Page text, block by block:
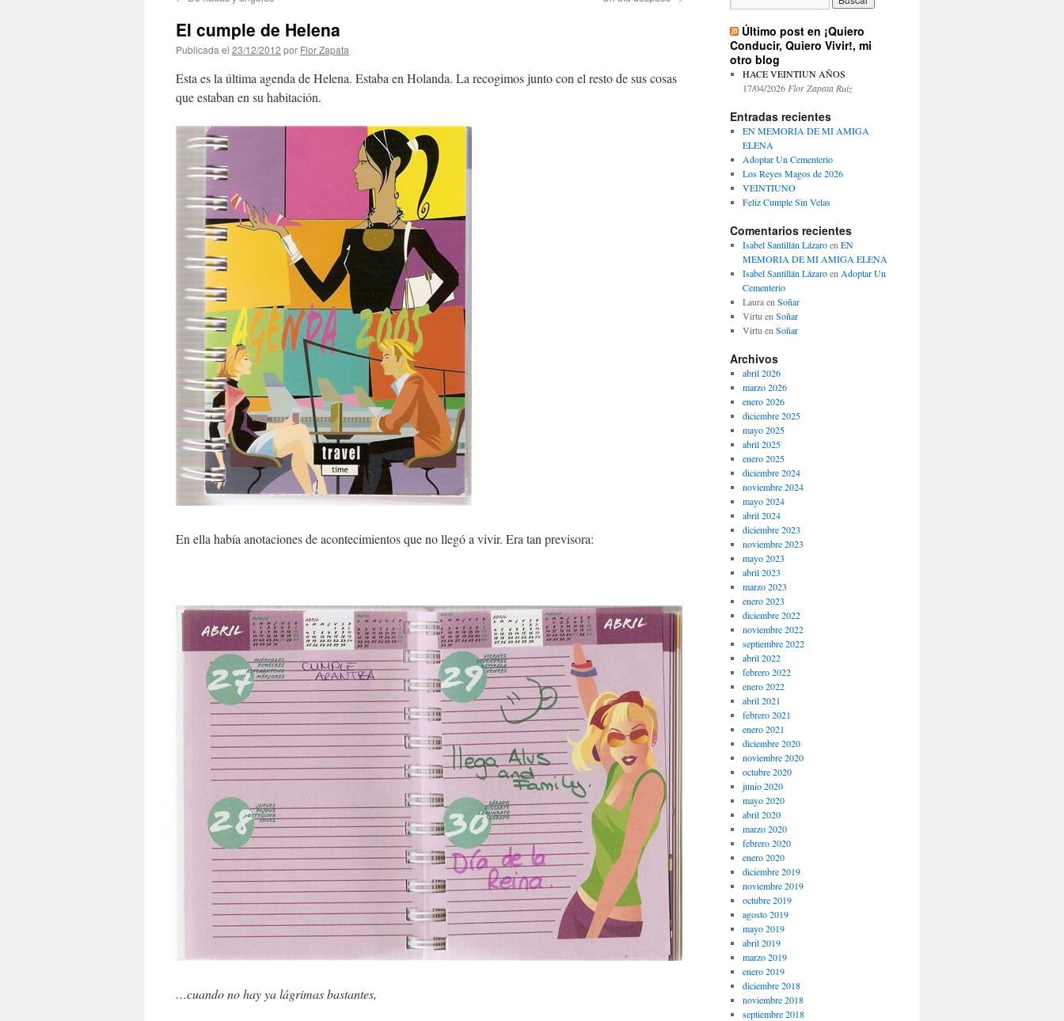
contenido
El cumple de Helena
Publicada el 23/12/2012 por Flor Zapata
Esta es la última agenda de Helena. Estaba en Holanda. La recogimos junto con el resto de sus cosas
que estaban en su habitación.
En ella había anotaciones de acontecimientos que no llegó a vivir. Era tan previsora:
…cuando no hay ya lágrimas bastantes,
Último post en ¡Quiero
Conducir, Quiero Vivir!, mi
otro blog
HACE VEINTIUN AÑOS
17/04/2026 Flor Zapata Ruiz
Entradas recientes
EN MEMORIA DE MI AMIGA
ELENA
Adoptar Un Cementerio
Los Reyes Magos de 2026
VEINTIUNO
Feliz Cumple Sin Velas
Comentarios recientes
Isabel Santillán Lázaroen EN
MEMORIA DE MI AMIGA ELENA
Isabel Santillán Lázaroen Adoptar Un
Cementerio
Lauraen Soñar
Virtu en Soñar
Virtu en Soñar
Archivos
abril 2026
marzo 2026
enero 2026
diciembre 2025
mayo 2025
abril 2025
enero 2025
diciembre 2024
noviembre 2024
mayo 2024
abril 2024
diciembre 2023
noviembre 2023
mayo 2023
abril 2023
marzo 2023
enero 2023
diciembre 2022
noviembre 2022
septiembre 2022
abril 2022
febrero 2022
enero 2022
abril 2021
febrero 2021
enero 2021
diciembre 2020
noviembre 2020
octubre 2020
junio 2020
mayo 2020
abril 2020
marzo 2020
febrero 2020
enero 2020
diciembre 2019
noviembre 2019
octubre 2019
agosto 2019
mayo 2019
abril 2019
marzo 2019
enero 2019
diciembre 2018
noviembre 2018
septiembre 2018